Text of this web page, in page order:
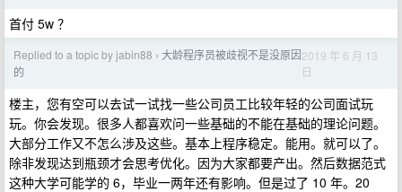
首付 5w ？
Replied to a topic by jabin88 › 大龄程序员被歧视不是没原因
的
2019 年 6 月 13
日
楼主，您有空可以去试一试找一些公司员工比较年轻的公司面试玩
玩。你会发现。很多人都喜欢问一些基础的不能在基础的理论问题。
大部分工作又不怎么涉及这些。基本上程序稳定。能用。就可以了。
除非发现达到瓶颈才会思考优化。因为大家都要产出。然后数据范式
这种大学可能学的 6，毕业一两年还有影响。但是过了 10 年。20